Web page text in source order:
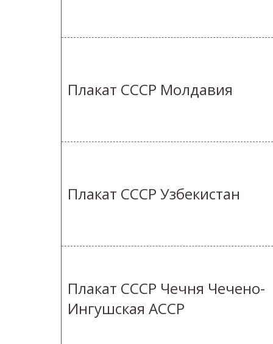
Плакат СССР Молдавия
Плакат СССР Узбекистан
Плакат СССР Чечня Чечено-
Ингушская АССР